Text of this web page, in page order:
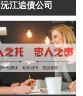
沅江追债公司